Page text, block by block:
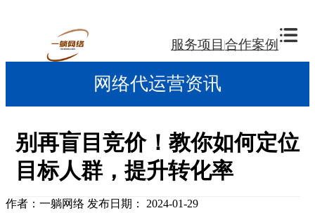
服务项目 合作案例
网络代运营资讯
别再盲目竞价！教你如何定位
目标人群，提升转化率
作者：一躺网络 发布日期： 2024-01-29